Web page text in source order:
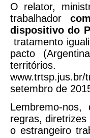
O relator,
trabalhador
dispositivo do
tratamento
pacto
setembro de
Lembremo-
regras,
o estrangeiro